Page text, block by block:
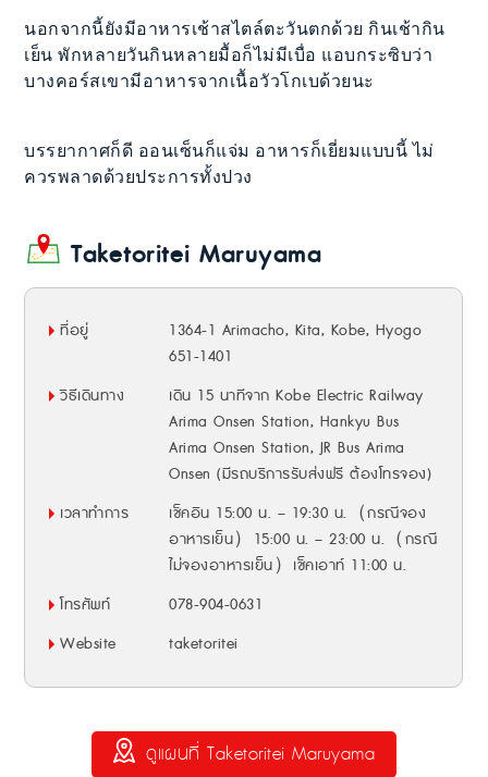
นอกจากนี้ยังมีอาหารเช้าสไตล์ตะวันตกด้วย กินเช้ากิน
เย็น พักหลายวันกินหลายมื้อก็ไม่มีเบื่อ แอบกระซิบว่า
บางคอร์สเขามีอาหารจากเนื้อวัวโกเบด้วยนะ
บรรยากาศก็ดี ออนเซ็นก็แจ่ม อาหารก็เยี่ยมแบบนี้ ไม่
ควรพลาดด้วยประการทั้งปวง
Taketoritei Maruyama
ที่อยู่
1364-1 Arimacho, Kita, Kobe, Hyogo
651-1401
วิธีเดินทาง
เดิน 15 นาทีจาก Kobe Electric Railway
Arima Onsen Station, Hankyu Bus
Arima Onsen Station, JR Bus Arima
Onsen (มีรถบริการรับส่งฟรี ต้องโทรจอง)
เวลาทำการ
เช็คอิน 15:00 น. – 19:30 น.（กรณีจอง
อาหารเย็น）15:00 น. – 23:00 น.（กรณี
ไม่จองอาหารเย็น）เช็คเอาท์ 11:00 น.
โทรศัพท์
078-904-0631
Website
taketoritei
ดูแผนที่ Taketoritei Maruyama